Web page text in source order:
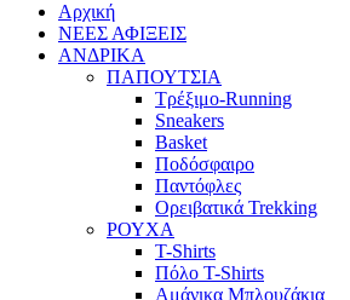
Αρχική
ΝΕΕΣ ΑΦΙΞΕΙΣ
AΝΔΡΙΚΑ
ΠΑΠΟΥΤΣΙΑ
Τρέξιμο-Running
Sneakers
Basket
Ποδόσφαιρο
Παντόφλες
Ορειβατικά Trekking
ΡΟΥΧΑ
T-Shirts
Πόλο T-Shirts
Αμάνικα Μπλουζάκια